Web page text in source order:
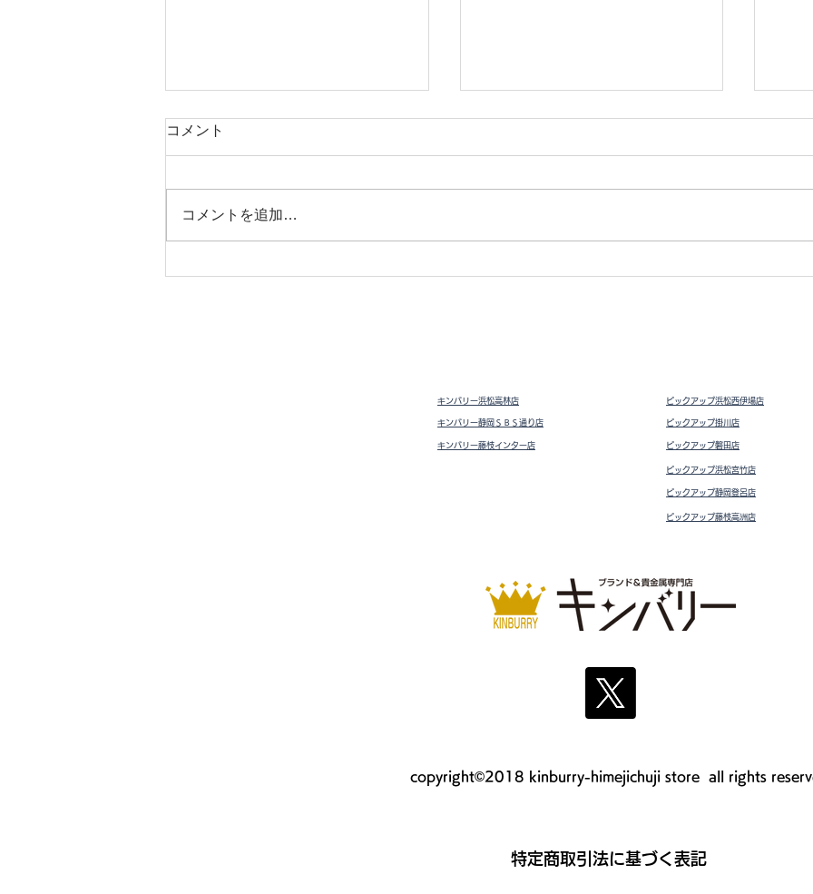
ジッピーコインパース
ド
コメント
コメントを追加…
キンバリー浜松高林店
キンバリー静岡ＳＢＳ通り店
キンバリー藤枝インター店
ピックアップ浜松西伊場店
ピックアップ掛川 店
ピックアップ磐田店
ピックアップ浜松宮竹店
ピックアップ静岡登呂店
ピックアップ藤枝高洲店
copyright©2018 kinburry-himejichuji store all rights
​特定商取引法に基づく表記